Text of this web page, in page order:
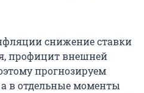
снижение ставки
профицит внешней
прогнозируем
а в отдельные моменты